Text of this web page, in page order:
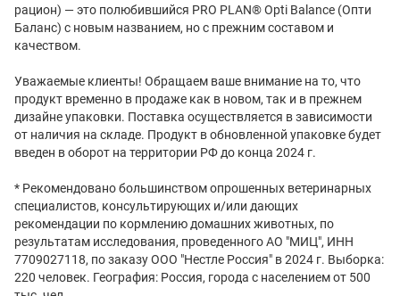
рацион) — это полюбившийся PRO PLAN® Opti Balance (Опти
Баланс) с новым названием, но с прежним составом и
качеством.
Уважаемые клиенты! Обращаем ваше внимание на то, что
продукт временно в продаже как в новом, так и в прежнем
дизайне упаковки. Поставка осуществляется в зависимости
от наличия на складе. Продукт в обновленной упаковке будет
введен в оборот на территории РФ до конца 2024 г.
* Рекомендовано большинством опрошенных ветеринарных
специалистов, консультирующих и/или дающих
рекомендации по кормлению домашних животных, по
результатам исследования, проведенного АО "МИЦ", ИНН
7709027118, по заказу ООО "Нестле Россия" в 2024 г. Выборка:
220 человек. География: Россия, города с населением от 500